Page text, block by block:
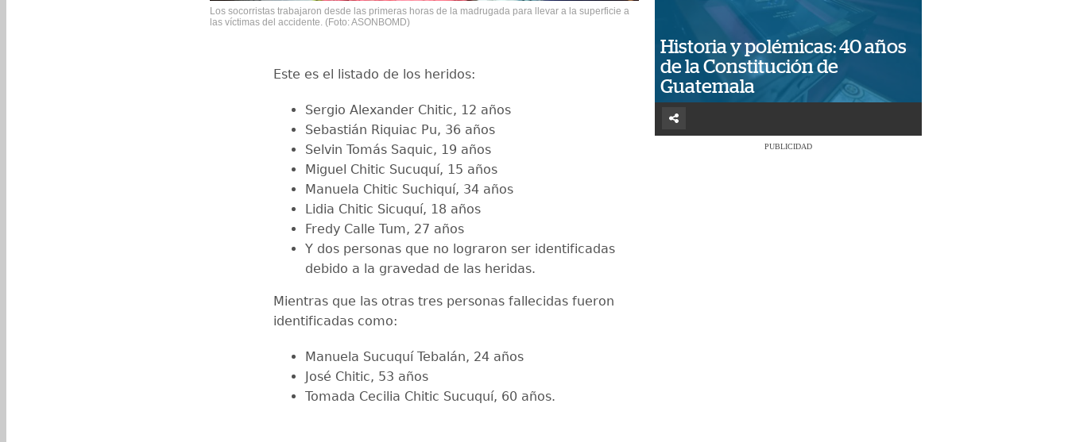
Los socorristas trabajaron desde las primeras horas de la madrugada para llevar a la superficie a
las víctimas del accidente. (Foto: ASONBOMD)
Este es el listado de los heridos:
Sergio Alexander Chitic, 12 años
Sebastián Riquiac Pu, 36 años
Selvin Tomás Saquic, 19 años
Miguel Chitic Sucuquí, 15 años
Manuela Chitic Suchiquí, 34 años
Lidia Chitic Sicuquí, 18 años
Fredy Calle Tum, 27 años
Y dos personas que no lograron ser identificadas
debido a la gravedad de las heridas.
Mientras que las otras tres personas fallecidas fueron
identificadas como:
Manuela Sucuquí Tebalán, 24 años
José Chitic, 53 años
Tomada Cecilia Chitic Sucuquí, 60 años.
Historia y polémicas: 40 años
de la Constitución de
Guatemala
PUBLICIDAD